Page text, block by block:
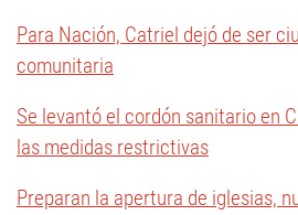
Para Nación, Catriel dejó de ser
comunitaria
Se levantó el cordón sanitario en
las medidas restrictivas
Preparan la apertura de iglesias,